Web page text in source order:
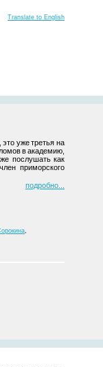
Translate to English
уже третья на
в академию,
послушать как
приморского
подробно
,